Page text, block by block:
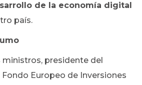
de la economía digital
país.
presidente del
Fondo Europeo de Inversiones